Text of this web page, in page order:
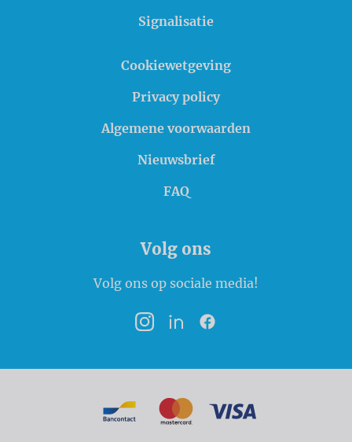
Signalisatie
Cookiewetgeving
Privacy policy
Algemene voorwaarden
Nieuwsbrief
FAQ
Volg ons
Volg ons op sociale media!
InstagramLinkedInFacebook
Betaalmogelijkheden
BancontactMasterCard
VISA